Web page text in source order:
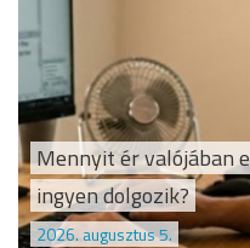
Mennyit ér valójában
ingyen dolgozik?
2026. augusztus 5.